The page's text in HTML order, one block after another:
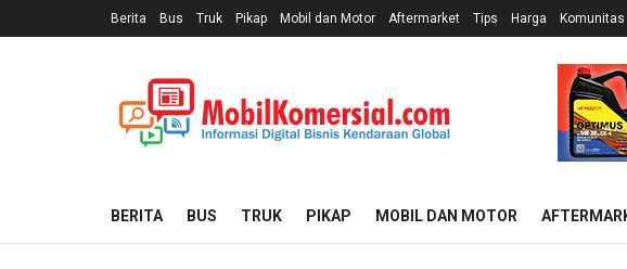
Berita Bus Truk Pikap Mobil dan Motor Aftermarket Tips Harga Komunitas
BERITA BUS TRUK PIKAP MOBIL DAN MOTOR